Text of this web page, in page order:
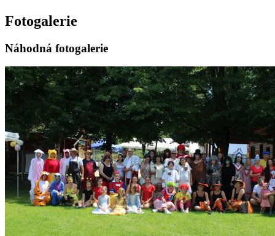
Fotogalerie
Náhodná fotogalerie